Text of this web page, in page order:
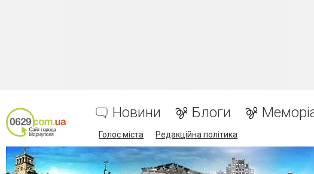
Новини Блоги
Голос міста Редакційна політика